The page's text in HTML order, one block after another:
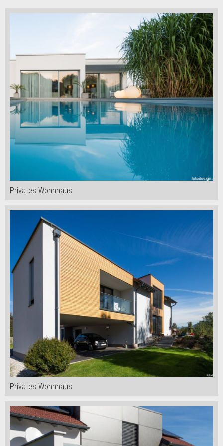
Privates Wohnhaus
Privates Wohnhaus